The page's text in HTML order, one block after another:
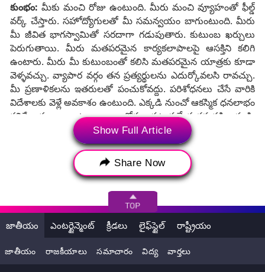
కుంభం: మీకు మంచి రోజు ఉంటుంది. మీరు మంచి వ్యూహంతో ఫీల్డ్
వర్క్ చేస్తారు. సహోద్యోగులతో మీ సమన్వయం బాగుంటుంది. మీరు
మీ జీవిత భాగస్వామితో సరదాగా గడుపుతారు. కుటుంబ ఖర్చులు
పెరుగుతాయి. మీరు మతపరమైన కార్యకలాపాలపై ఆసక్తిని కలిగి
ఉంటారు. మీరు మీ కుటుంబంతో కలిసి మతపరమైన యాత్రకు కూడా
వెళ్ళవచ్చు. వ్యాపార వర్గం తన ప్రత్యర్థులను ఎదుర్కోవలసి రావచ్చు.
మీ ప్రణాళికలను ఇతరులతో పంచుకోవద్దు. పరిశోధనలు చేసే వారికి
విదేశాలకు వెళ్లే అవకాశం ఉంటుంది. ఎక్కడి నుంచో ఆకస్మిక ధనలాభం
కలిగే అవకాశాలు ఉన్నాయి. ఆరోగ్యం పట్ల ప్రత్యేక శ్రద్ధ వహించండి.
సమయానికి ఆహారం తినండి. క్రమం తప్పకుండా యోగా ,
వ్యాయామం అలవాటు చేసుకోండి.
Astrology: ఏప్రిల్ 2 నుంచి హంస యోగం ప్రారంభం..
ఈ నెల మీకు అదృష్ట దినంగా ఉంటుంది. కొన్ని కారణాల వల్ల
మీరు విదేశాలకు వెళ్లే అవకాశం ఉంది. మీ మనస్సు ఆధ్యాత్మికతలో
నిమగ్నమై ఉంటుంది. పని రంగంలో కొన్ని సవాళ్లు ఉండవచ్చు. మీరు
మీ విజ్ఞతతో ముందుకు సాగుతారు, మీరు ప్రయోజనం పొందుతారు.
రూపొందిస్తారు, మీ ప్రణాళికలు విజయవంతమవుతాయి. ఈ నెల
Show Full Article
Share Now
జాతీయం ఎంటర్టైన్మెంట్ క్రీడలు లైఫ్‌స్టైల్ రాష్ట్రీయం
జాతీయం రాజకీయాలు సమాచారం విద్య వార్తలు